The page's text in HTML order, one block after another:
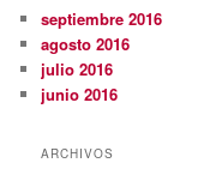
septiembre 2016
agosto 2016
julio 2016
junio 2016
ARCHIVOS